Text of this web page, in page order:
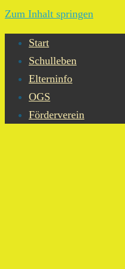
Zum Inhalt springen
Start
Schulleben
Elterninfo
OGS
Förderverein